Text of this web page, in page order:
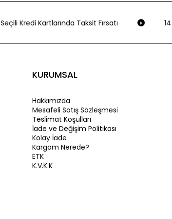
Seçili Kredi Kartlarında Taksit Fırsatı
KURUMSAL
Hakkımızda
Mesafeli Satış Sözleşmesi
Teslimat Koşulları
İade ve Değişim Politikası
Kolay İade
Kargom Nerede?
ETK
K.V.K.K